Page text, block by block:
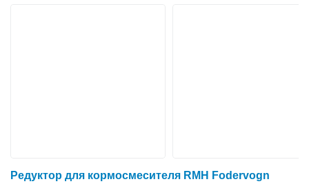
Редуктор для кормосмесителя RMH Fodervogn